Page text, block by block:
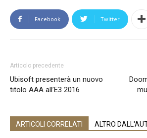
Facebook Twitter
Articolo precedente
Ubisoft presenterà un nuovo
titolo AAA all’E3 2016
ARTICOLI CORRELATI ALTRO